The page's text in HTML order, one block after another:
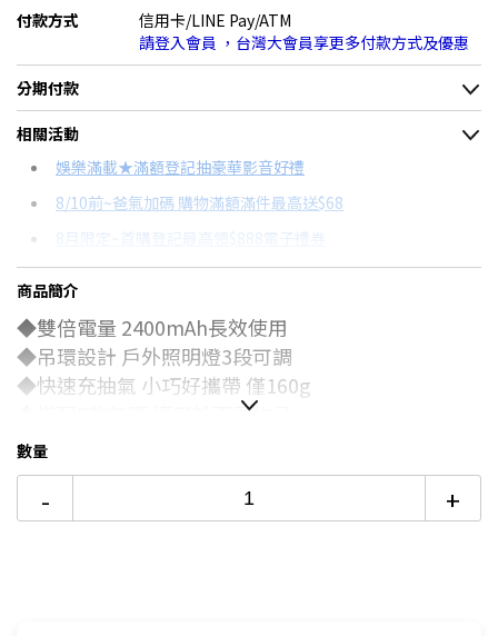
付款方式
信用卡/LINE Pay/ATM
請登入會員 ，台灣大會員享更多付款方式及優惠
分期付款
＊實際可分期數、適用利率，請以購物車顯示為主
信用卡分期
分期數
12期
24期
每期金額
$37
$19
配合銀行/業者
相關活動
娛樂滿載★滿額登記抽豪華影音好禮
8/10前~爸氣加碼 購物滿額滿件最高送$68
8月限定~首購登記最高領$888電子禮券
台灣大哥大Open Possible聯名卡滿額最高回饋25%
商品簡介
◆雙倍電量 2400mAh長效使用
◆吊環設計 戶外照明燈3段可調
◆快速充抽氣 小巧好攜帶 僅160g
◆搭配5款氣嘴 適用於不同物品
◆泳圈充氣 真空袋抽氣 皆可輕鬆完成
數量
- +